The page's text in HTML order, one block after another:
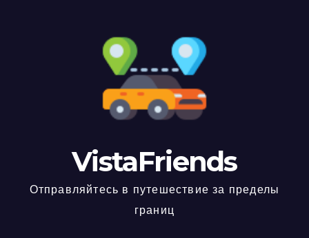
VistaFriends
Отправляйтесь в путешествие за пределы
границ